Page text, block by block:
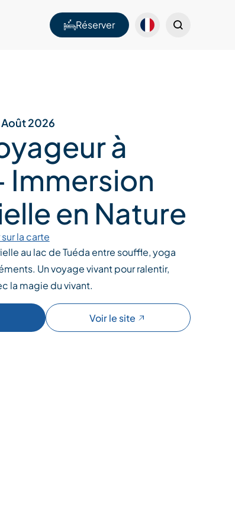
Réserver
Août 2026
à
Immersion
en Nature
sur la carte
au lac de Tuéda entre souffle, yoga
Un voyage vivant pour ralentir,
la magie du vivant.
Voir le site